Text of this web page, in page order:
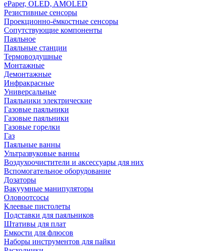
ePaper, OLED, AMOLED
Резистивные сенсоры
Проекционно-ёмкостные сенсоры
Сопутствующие компоненты
Паяльное
Паяльные станции
Термовоздушные
Монтажные
Демонтажные
Инфракрасные
Универсальные
Паяльники электрические
Газовые паяльники
Газовые паяльники
Газовые горелки
Газ
Паяльные ванны
Ультразвуковые ванны
Воздухоочистители и аксессуары для них
Вспомогательное оборудование
Дозаторы
Вакуумные манипуляторы
Оловоотсосы
Клеевые пистолеты
Подставки для паяльников
Штативы для плат
Емкости для флюсов
Наборы инструментов для пайки